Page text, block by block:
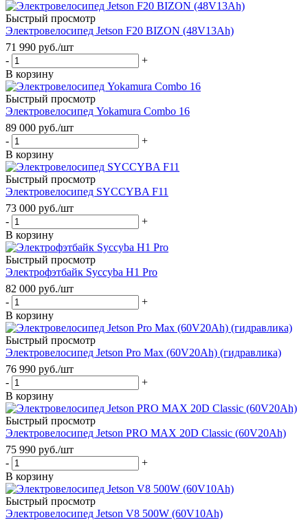
Быстрый просмотр
Электровелосипед Jetson F20 BIZON (48V13Ah)
71 990 руб./шт
-
+
В корзину
Быстрый просмотр
Электровелосипед Yokamura Combo 16
89 000 руб./шт
-
+
В корзину
Быстрый просмотр
Электровелосипед SYCCYBA F11
73 000 руб./шт
-
+
В корзину
Быстрый просмотр
Электрофэтбайк Syccyba H1 Pro
82 000 руб./шт
-
+
В корзину
Быстрый просмотр
Электровелосипед Jetson Pro Max (60V20Ah) (гидравлика)
76 990 руб./шт
-
+
В корзину
Быстрый просмотр
Электровелосипед Jetson PRO MAX 20D Classic (60V20Ah)
75 990 руб./шт
-
+
В корзину
Быстрый просмотр
Электровелосипед Jetson V8 500W (60V10Ah)